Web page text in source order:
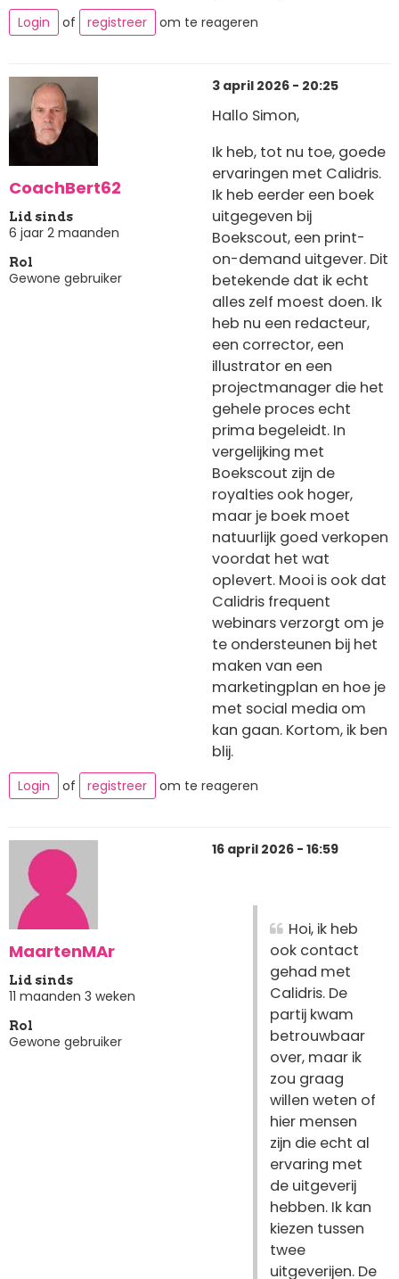
Login of registreer om te reageren
CoachBert62
Lid sinds
6 jaar 2 maanden
Rol
Gewone gebruiker
3 april 2026 - 20:25
Hallo Simon,
Ik heb, tot nu toe, goede
ervaringen met Calidris.
Ik heb eerder een boek
uitgegeven bij
Boekscout, een print-
on-demand uitgever. Dit
betekende dat ik echt
alles zelf moest doen. Ik
heb nu een redacteur,
een corrector, een
illustrator en een
projectmanager die het
gehele proces echt
prima begeleidt. In
vergelijking met
Boekscout zijn de
royalties ook hoger,
maar je boek moet
natuurlijk goed verkopen
voordat het wat
oplevert. Mooi is ook dat
Calidris frequent
webinars verzorgt om je
te ondersteunen bij het
maken van een
marketingplan en hoe je
met social media om
kan gaan. Kortom, ik ben
blij.
Login of registreer om te reageren
MaartenMAr
Lid sinds
11 maanden 3 weken
Rol
Gewone gebruiker
16 april 2026 - 16:59
Hoi, ik heb
ook contact
gehad met
Calidris. De
partij kwam
betrouwbaar
over, maar ik
zou graag
willen weten of
hier mensen
zijn die echt al
ervaring met
de uitgeverij
hebben. Ik kan
kiezen tussen
twee
uitgeverijen. De